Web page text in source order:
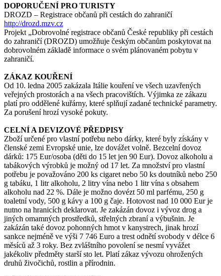
DOPORUČENÍ PRO TURISTY
DROZD – Registrace občanů při cestách do zahraničí
http://drozd.mzv.cz
Projekt „Dobrovolné registrace občanů České republiky při cestách
do zahraničí (DROZD) umožňuje českým občanům poskytovat na
dobrovolném základě informace o svém plánovaném pobytu v
zahraničí.
ZÁKAZ KOUŘENÍ
Od 10. ledna 2005 zakázala Itálie kouření ve všech uzavřených
veřejných prostorách a na všech pracovištích. Výjimka ze zákazu
platí pro oddělené kuřárny, které splňují zadané technické parametry.
Za porušení hrozí vysoké pokuty.
CELNÍ A DEVIZOVÉ PŘEDPISY
Zboží určené pro vlastní potřebu nebo dárky, které byly získány v
členské zemi Evropské unie, lze dovážet volně. Bezcelní dovoz
dárků: 175 Eur/osoba (děti do 15 let jen 90 Eur). Dovoz alkoholu a
tabákových výrobků je možný od 17 let. Za množství pro vlastní
potřebu je považováno 200 ks cigaret nebo 50 ks doutníků nebo 250
g tabáku, 1 litr alkoholu, 2 litry vína nebo 1 litr vína s obsahem
alkoholu nad 22 %. Dále je možno dovézt 50 ml parfému, 250 g
toaletní vody, 500 g kávy a 100 g čaje. Hotovost nad 10 000 Eur je
nutno na hranicích deklarovat. Je zakázán dovoz i vývoz drog a
jiných omamných prostředků, střelných zbraní a výbušnin. Je
zakázán také dovoz pohonných hmot v kanystrech, jinak hrozí
sankce nejméně ve výši 7 746 Euro a trest odnětí svobody v délce 6
měsíců až 3 roky. Bez zvláštního povolení se nesmí vyvážet
jakékoliv předměty starší sto let. Platí zákaz vývozu ohrožených
druhů živočichů, rostlin a přírodnin.